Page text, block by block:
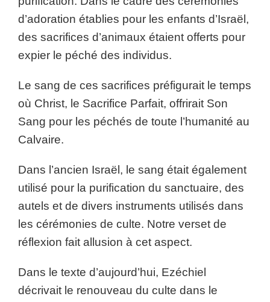
d’adoration établies pour les enfants d’Israël,
des sacrifices d’animaux étaient offerts pour
expier le péché des individus.
Le sang de ces sacrifices préfigurait le temps
où Christ, le Sacrifice Parfait, offrirait Son
Sang pour les péchés de toute l’humanité au
Calvaire.
Dans l’ancien Israël, le sang était également
utilisé pour la purification du sanctuaire, des
autels et de divers instruments utilisés dans
les cérémonies de culte. Notre verset de
réflexion fait allusion à cet aspect.
Dans le texte d’aujourd’hui, Ezéchiel
décrivait le renouveau du culte dans le